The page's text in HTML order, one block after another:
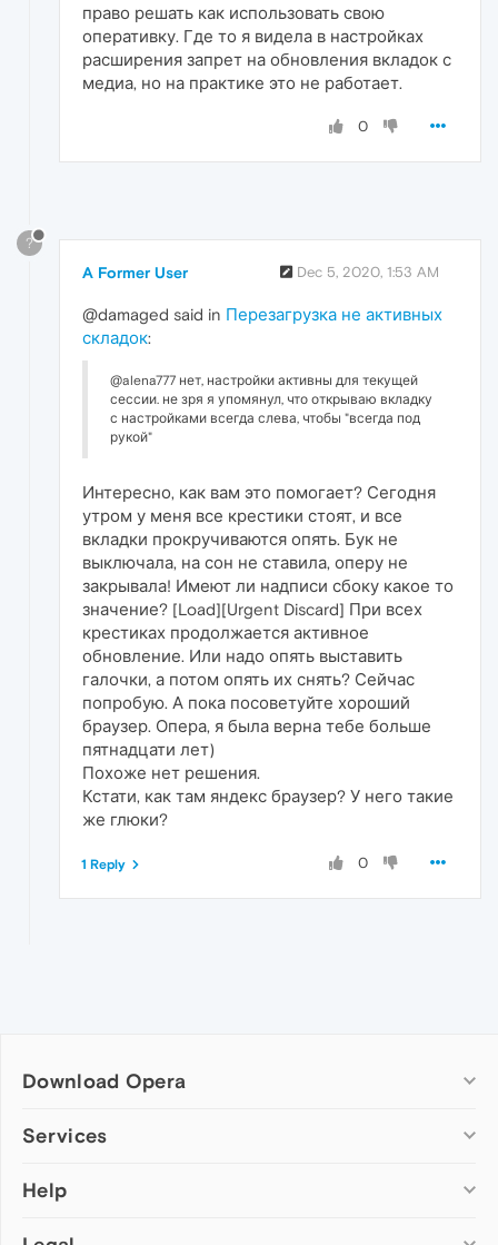
право решать как использовать свою
оперативку. Где то я видела в настройках
расширения запрет на обновления вкладок с
медиа, но на практике это не работает.
0
?
A Former User Dec 5, 2020, 1:53 AM
@damaged said in Перезагрузка не активных
складок:
@alena777 нет, настройки активны для текущей
сессии. не зря я упомянул, что открываю вкладку
с настройками всегда слева, чтобы "всегда под
рукой"
Интересно, как вам это помогает? Сегодня
утром у меня все крестики стоят, и все
вкладки прокручиваются опять. Бук не
выключала, на сон не ставила, оперу не
закрывала! Имеют ли надписи сбоку какое то
значение? [Load][Urgent Discard] При всех
крестиках продолжается активное
обновление. Или надо опять выставить
галочки, а потом опять их снять? Сейчас
попробую. А пока посоветуйте хороший
браузер. Опера, я была верна тебе больше
пятнадцати лет)
Похоже нет решения.
Кстати, как там яндекс браузер? У него такие
же глюки?
0
1 Reply
Download Opera
Computer browsers
Opera for Mac
Services
Add-ons
Wallpapers
Help